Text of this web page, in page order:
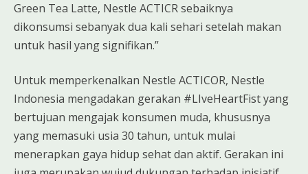
Green Tea Latte, Nestle ACTICR sebaiknya
dikonsumsi sebanyak dua kali sehari setelah makan
untuk hasil yang signifikan.”
Untuk memperkenalkan Nestle ACTICOR, Nestle
Indonesia mengadakan gerakan #LIveHeartFist yang
bertujuan mengajak konsumen muda, khususnya
yang memasuki usia 30 tahun, untuk mulai
menerapkan gaya hidup sehat dan aktif. Gerakan ini